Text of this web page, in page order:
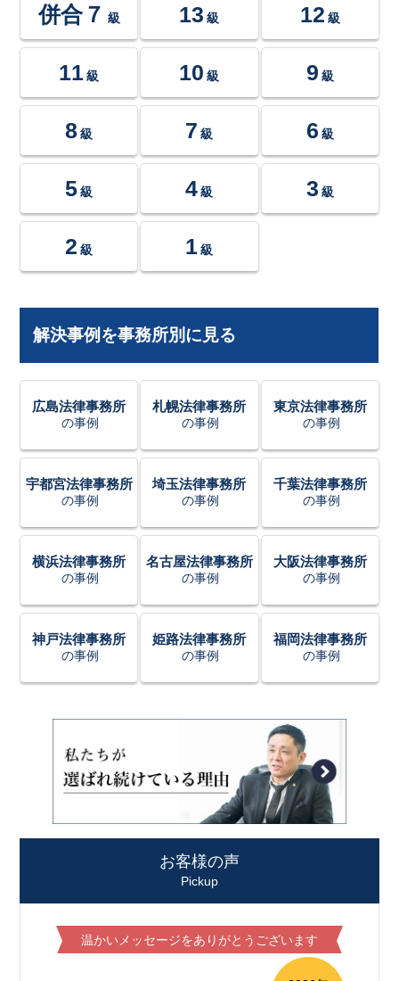
併合７ 級 13 級 12 級
11 級 10 級 9 級
8 級 7 級 6 級
5 級 4 級 3 級
2 級 1 級
解決事例を事務所別に見る
広島法律事務所
の事例
札幌法律事務所
の事例
東京法律事務所
の事例
宇都宮法律事務所
の事例
埼玉法律事務所
の事例
千葉法律事務所
の事例
横浜法律事務所
の事例
名古屋法律事務所
の事例
大阪法律事務所
の事例
神戸法律事務所
の事例
姫路法律事務所
の事例
福岡法律事務所
の事例
お客様の声
Pickup
温かいメッセージをありがとうございます